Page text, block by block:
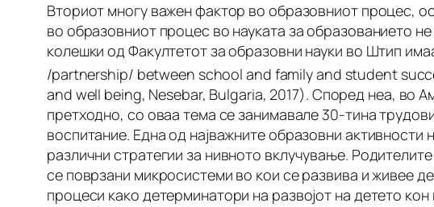
Вториот многу важен фактор во образовниот процес,
во образовниот процес во науката за образованието
колешки од Факултетот за образовни науки во Штип
/partnership/ between school and family and student
and well being, Nesebar, Bulgaria, 2017). Според неа, во
претходно, со оваа тема се занимавале 30-тина
воспитание. Една од најважните образовни активности
различни стратегии за нивното вклучување.
се поврзани микросистеми во кои се развива и живее
процеси како детерминатори на развојот на детето